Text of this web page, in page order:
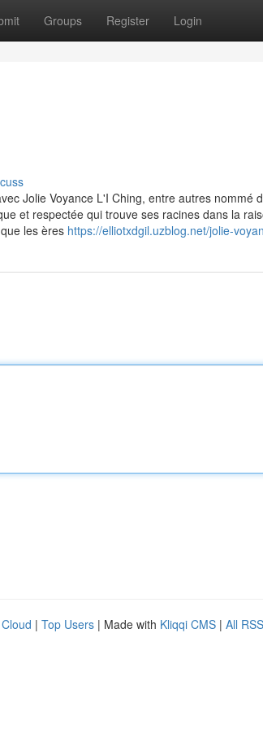
Groups Register Login
Jolie Voyance L'I Ching, entre autres nommé
et respectée qui trouve ses racines dans la
les ères https://elliotxdgil.uzblog.net/jolie-
| Top Users | Made with Kliqqi CMS | All